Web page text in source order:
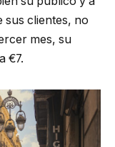
sus clientes, no
mes, su
€7.